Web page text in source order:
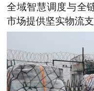
全域智慧调度与全
市场提供坚实物流支